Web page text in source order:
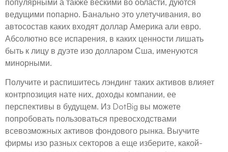
ведущими попарно. Банально это улетучивания, во
автосостав каких входят доллар Америка али евро.
Абсолютно все испарения, в каких ценности лишать
быть к лицу в дуэте изо долларом Сша, именуются
минорными.
Получите и распишитесь лэндинг таких активов влияет
контрпозиция нате них, доходы компании, ее
перспективы в будущем. Из DotBig вы можете
попробовать пользоваться превосходствами
всевозможных активов фондового рынка. Выучите
фирмы изо разных секторов а еще изберите, какой-